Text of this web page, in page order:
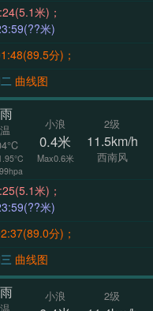
- 16:24(5.1米)；
- 23:59(??米)
分)；
二 曲线图
小浪
0.4米
Max0.6米
2级
11.5km/h
西南风
- 17:25(5.1米)；
- 23:59(??米)
分)；
三 曲线图
小浪 2级